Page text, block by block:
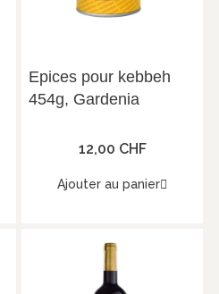
Epices pour kebbeh
454g, Gardenia
12,00 CHF
Ajouter au panier